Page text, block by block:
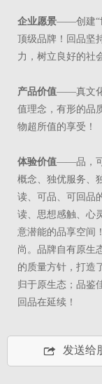
企业愿景——创建“
顶级品牌！回品坚
力，树立良好的社
产品价值——真文化
值理念，有形的品
物超所值的享受！
体验价值——品，可
概念、独优服务、
读、可品、可回品
读、思想感触、心
意潜能的品享空间！
尚。品牌自有原生
的质量方针，打造
归于原生态；品鉴
回品在延续！
发送给